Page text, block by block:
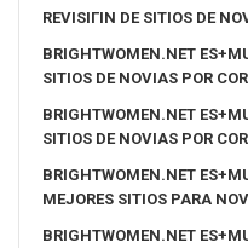
REVISIГІN DE SITIOS DE
BRIGHTWOMEN.NET
SITIOS DE NOVIAS POR
BRIGHTWOMEN.NET
SITIOS DE NOVIAS POR
BRIGHTWOMEN.NET
MEJORES SITIOS PARA
BRIGHTWOMEN.NET